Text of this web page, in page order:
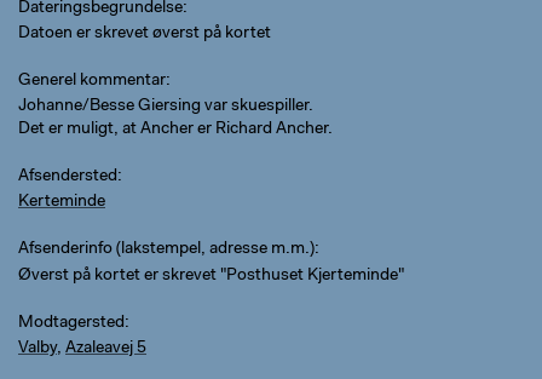
Dateringsbegrundelse
Datoen er skrevet øverst på kortet
Generel kommentar
Johanne/Besse Giersing var skuespiller.
Det er muligt, at Ancher er Richard Ancher.
Afsendersted
Kerteminde
Afsenderinfo (lakstempel, adresse m.m.)
Øverst på kortet er skrevet "Posthuset Kjerteminde"
Modtagersted
Valby, Azaleavej 5